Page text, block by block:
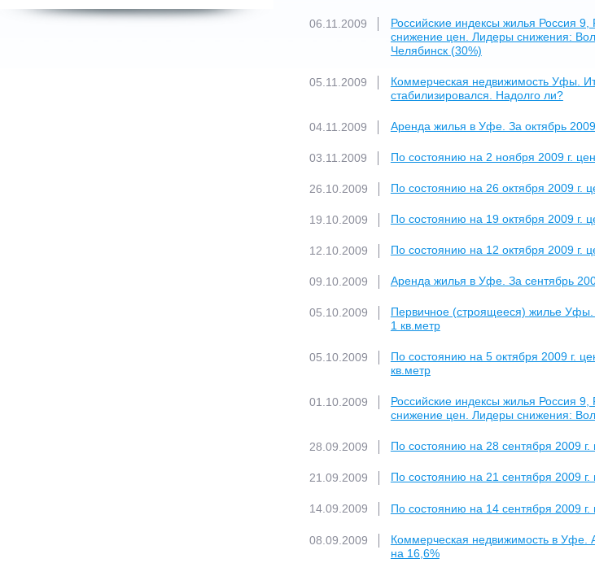
06.11.2009
Российские индексы жилья Россия
снижение цен. Лидеры снижения:
Челябинск (30%)
05.11.2009
Коммерческая недвижимость Уфы.
стабилизировался. Надолго ли?
04.11.2009 Аренда жилья в Уфе. За октябрь
03.11.2009 По состоянию на 2 ноября 2009 г.
26.10.2009 По состоянию на 26 октября 2009 г.
19.10.2009 По состоянию на 19 октября 2009 г.
12.10.2009 По состоянию на 12 октября 2009 г.
09.10.2009 Аренда жилья в Уфе. За сентябрь
05.10.2009
Первичное (строящееся) жилье Уфы.
1 кв.метр
05.10.2009
По состоянию на 5 октября 2009 г.
кв.метр
01.10.2009
Российские индексы жилья Россия
снижение цен. Лидеры снижения:
28.09.2009 По состоянию на 28 сентября 2009
21.09.2009 По состоянию на 21 сентября 2009
14.09.2009 По состоянию на 14 сентября 2009
08.09.2009
Коммерческая недвижимость в Уфе.
на 16,6%